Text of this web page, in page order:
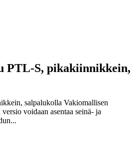
PTL-S, pikakiinnikkein,
salpalukolla Vakiomallisen
voidaan asentaa seinä- ja